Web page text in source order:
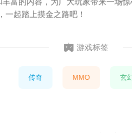
丰富的内容，为广大玩家带来一场
一起踏上摸金之路吧！
游戏标签
传奇 MMO 玄